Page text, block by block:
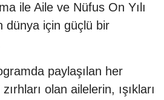
ile Aile ve Nüfus On Yılı
dünya için güçlü bir
paylaşılan her
olan ailelerin, ışıkları